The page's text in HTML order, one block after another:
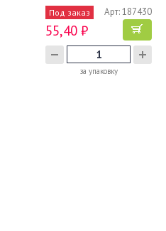
стак.…
Под заказ Арт: 187430
55,40 ₽
за упаковку